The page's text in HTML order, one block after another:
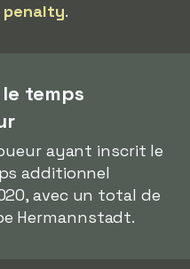
penalty.
temps
ayant inscrit le
additionnel
avec un total de
Hermannstadt.